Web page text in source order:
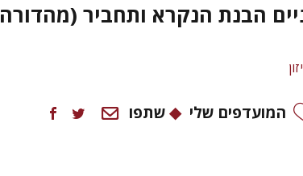
הבנת הנקרא ותחביר (מהדורה
המועדפים שלי שתפו